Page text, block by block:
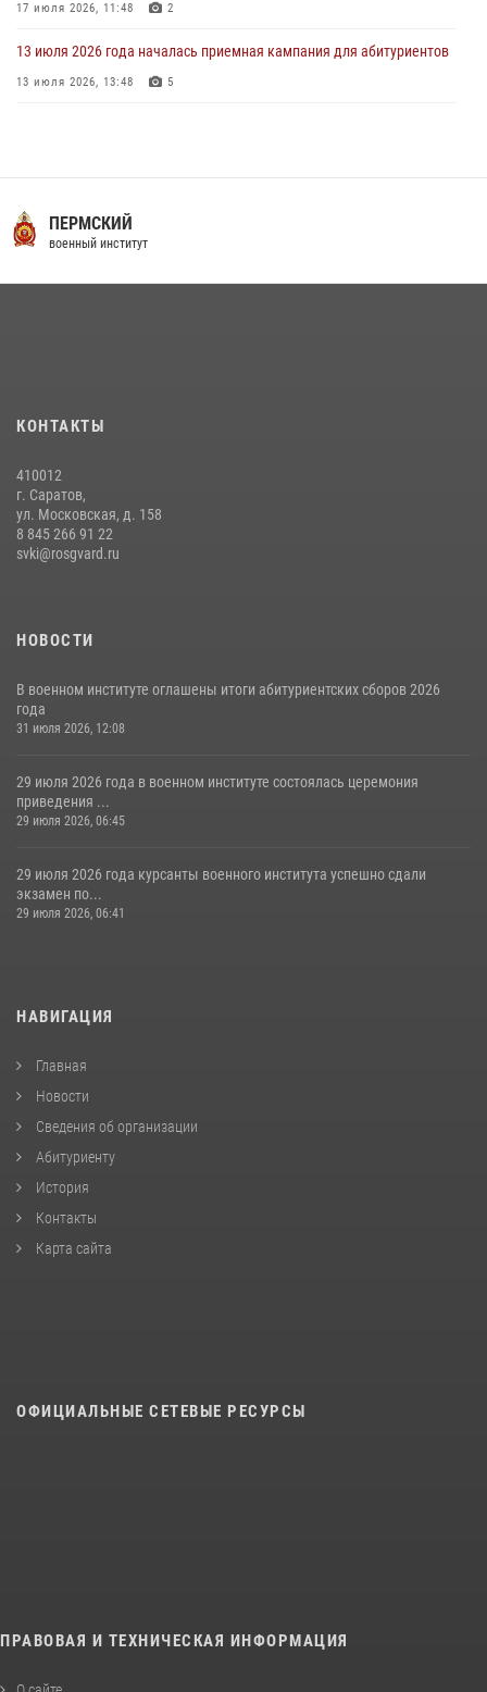
17 июля 2026, 11:48 2
13 июля 2026 года началась приемная кампания для абитуриентов
13 июля 2026, 13:48 5
16 июля 2026, 12:29 3
29 июля 2026 года курсанты военного института успешно сдали
экзамен по вождению
ПЕРМСКИЙ
военный институт
КОНТАКТЫ
410012
г. Саратов,
ул. Московская, д. 158
8 845 266 91 22
svki@rosgvard.ru
НОВОСТИ
В военном институте оглашены итоги абитуриентских сборов 2026
года
31 июля 2026, 12:08
29 июля 2026 года в военном институте состоялась церемония
приведения ...
29 июля 2026, 06:45
29 июля 2026 года курсанты военного института успешно сдали
экзамен по...
29 июля 2026, 06:41
НАВИГАЦИЯ
Главная
Новости
Сведения об организации
Абитуриенту
История
Контакты
Карта сайта
ОФИЦИАЛЬНЫЕ СЕТЕВЫЕ РЕСУРСЫ
ПРАВОВАЯ И ТЕХНИЧЕСКАЯ ИНФОРМАЦИЯ